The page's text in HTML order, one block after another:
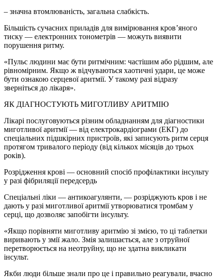
– значна втомлюваність, загальна слабкість.
Більшість сучасних приладів для вимірювання кров’яного
тиску — електронних тонометрів — можуть виявити
порушення ритму.
«Пульс людини має бути ритмічним: частішим або рідшим, але
рівномірним. Якщо ж відчуваються хаотичні удари, це може
бути ознакою серцевої аритмії. У такому разі відразу
зверніться до лікаря».
ЯК ДІАГНОСТУЮТЬ МИГОТЛИВУ АРИТМІЮ
Лікарі послуговуються різним обладнанням для діагностики
миготливої аритмії — від електрокардіограми (ЕКГ) до
спеціальних підшкірних пристроїв, які записують ритм серця
протягом тривалого періоду (від кількох місяців до трьох
років).
Розрідження крові — основний спосіб профілактики інсульту
у разі фібриляції передсердь
Спеціальні ліки — антикоагулянти, — розріджують кров і не
дають у разі миготливої аритмії утворюватися тромбам у
серці, що дозволяє запобігти інсульту.
«Якщо порівняти миготливу аритмію зі змією, то ці таблетки
виривають у змії жало. Змія залишається, але з отруйної
перетворюється на неотруйну, що не здатна викликати
інсульт.
Якби люди більше знали про це і правильно реагували, вчасно